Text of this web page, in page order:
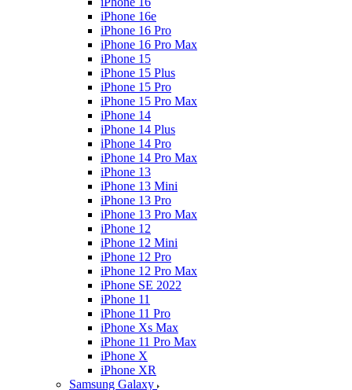
iPhone 16e
iPhone 16 Pro
iPhone 16 Pro Max
iPhone 15
iPhone 15 Plus
iPhone 15 Pro
iPhone 15 Pro Max
iPhone 14
iPhone 14 Plus
iPhone 14 Pro
iPhone 14 Pro Max
iPhone 13
iPhone 13 Mini
iPhone 13 Pro
iPhone 13 Pro Max
iPhone 12
iPhone 12 Mini
iPhone 12 Pro
iPhone 12 Pro Max
iPhone SE 2022
iPhone 11
iPhone 11 Pro
iPhone Xs Max
iPhone 11 Pro Max
iPhone X
iPhone XR
Samsung Galaxy